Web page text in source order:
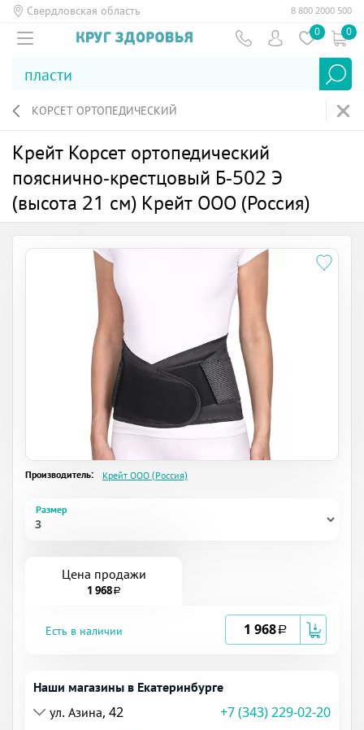
Свердловская область 8 800 2000 500
0 0
КОРСЕТ ОРТОПЕДИЧЕСКИЙ
Крейт Корсет ортопедический
пояснично-крестцовый Б-502 Э
(высота 21 см) Крейт ООО (Россия)
Производитель: Крейт ООО (Россия)
Размер
Цена продажи
1 968a
Есть в наличии 1 968a
Наши магазины в Екатеринбурге
ул. Азина, 42
+7 (343) 229-02-20